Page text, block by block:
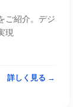
ご紹介。デジ
現
詳しく見る →